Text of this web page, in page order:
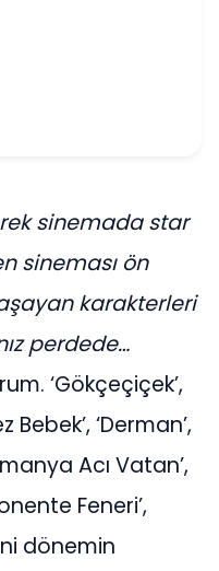
sinemada star
sineması ön
karakterleri
perdede…
‘Gökçeçiçek’,
Bebek’, ‘Derman’,
Acı Vatan’,
Feneri’,
dönemin